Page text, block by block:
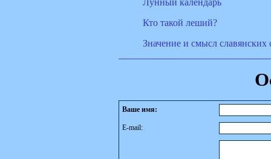
Лунный календарь
Кто такой леший?
Значение и смысл славянских
Ваше имя:
E-mail: